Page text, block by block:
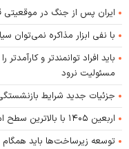
ایران پس از جنگ در موقعیتی
با نفی ابزار مذاکره
باید افراد توانمندتر و
مسئولیت نرود
جزئیات جدید شرایط
اربعین ۱۴۰۵ با بالاترین سطح امنیت و کمترین مشکلات برگزار شد
توسعه زیرساخت‌ها باید